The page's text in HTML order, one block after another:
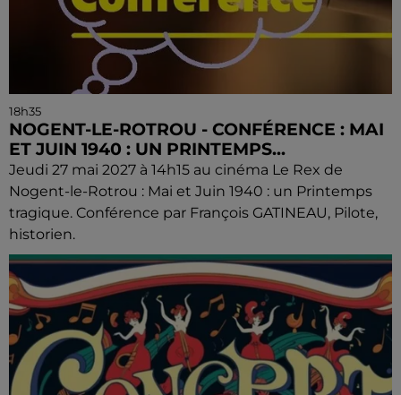
18h35
NOGENT-LE-ROTROU - CONFÉRENCE : MAI
ET JUIN 1940 : UN PRINTEMPS...
Jeudi 27 mai 2027 à 14h15 au cinéma Le Rex de
Nogent-le-Rotrou : Mai et Juin 1940 : un Printemps
tragique. Conférence par François GATINEAU, Pilote,
historien.